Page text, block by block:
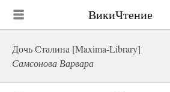
ВикиЧтение
Дочь Сталина [Maxima-Library]
Самсонова Варвара